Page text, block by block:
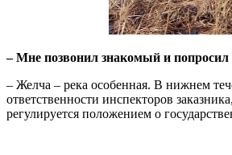
– Мне позвонил знакомый и попросил
– Желча – река особенная. В нижнем
ответственности инспекторов
регулируется положением о